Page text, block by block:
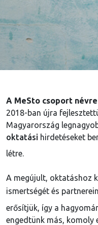
A MeSto csoport
2018-ban újra
Magyarország
oktatási hirdetéseket
létre.
A megújult, oktatáshoz
ismertségét és
erősítjük, így a
engedtünk más, komoly